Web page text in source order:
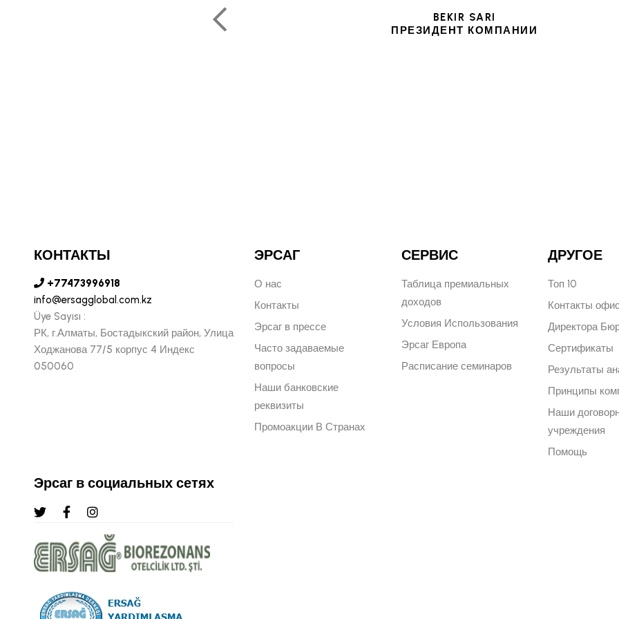
BEKIR SARI
ПРЕЗИДЕНТ КОМПАНИИ
КОНТАКТЫ
+77473996918
info@ersagglobal.com.kz
Üye Sayısı :
РК, г.Алматы, Бостадыкский район, Улица
Ходжанова 77/5 корпус 4 Индекс
050060
ЭРСАГ
О нас
Контакты
Эрсаг в прессе
Часто задаваемые
вопросы
Наши банковские
реквизиты
Промоакции В Странах
СЕРВИС
Таблица премиальных
доходов
Условия Использования
Эрсаг Европа
Расписание семинаров
ДРУГОЕ
Топ 10
Контакты
Директора
Сертификаты
Результаты
Принципы
Наши
учреждения
Помощь
Эрсаг в социальных сетях